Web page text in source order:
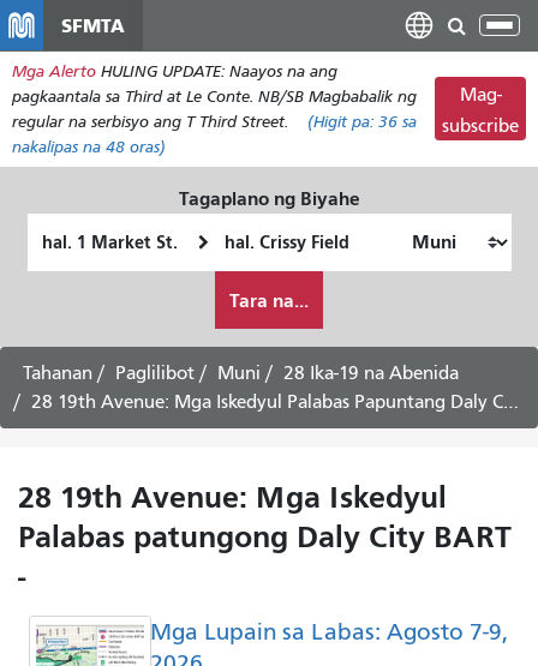
pangunahing
nilalaman
SFMTA
I-
ang
Mga Alerto HULING UPDATE: Naayos na ang
pagkaantala sa Third at Le Conte. NB/SB Magbabalik ng
regular na serbisyo ang T Third Street.
(Higit pa: 36 sa
nakalipas na 48 oras)
Mag-
subscribe
Tagaplano ng Biyahe
ko
gustong
maglakbay
Tara na...
Tahanan Paglilibot Muni
28 Ika-19 na Abenida
28 19th Avenue: Mga Iskedyul Palabas Papuntang Daly City BART - Serbisyo sa Linggo
28 19th Avenue: Mga Iskedyul
Palabas patungong Daly City BART
-
Mga Lupain sa Labas: Agosto 7-9,